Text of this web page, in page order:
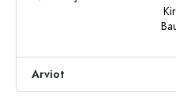
Arviot